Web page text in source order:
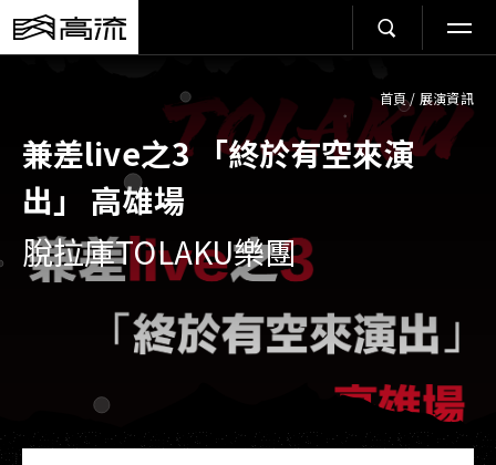
首頁 / 展演資訊
兼差live之3 「終於有空來演
出」 高雄場
脫拉庫TOLAKU樂團